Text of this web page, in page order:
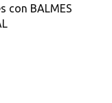
con BALMES